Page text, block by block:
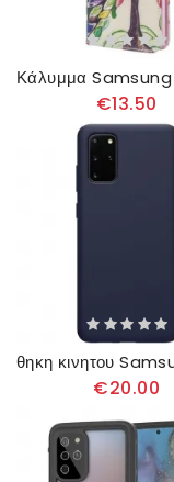
€13.50
€20.00